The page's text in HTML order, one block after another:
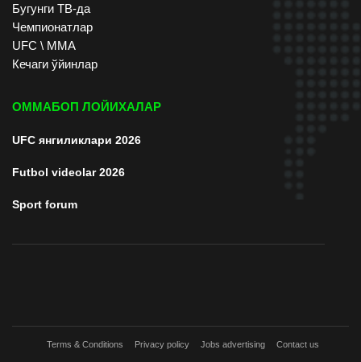
Бугунги ТВ-да
Чемпионатлар
UFC \ ММА
Кечаги ўйинлар
ОММАБОП ЛОЙИХАЛАР
UFC янгиликлари 2026
Futbol videolar 2026
Sport forum
Terms & Conditions Privacy policy Jobs advertising Contact us